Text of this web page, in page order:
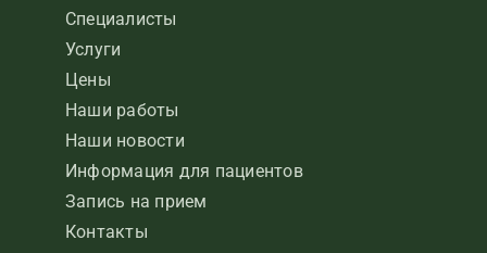
Специалисты
Услуги
Цены
Наши работы
Наши новости
Информация для пациентов
Запись на прием
Контакты